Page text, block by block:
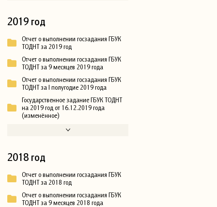
2019 год
Отчет о выполнении госзадания ГБУК
ТОДНТ за 2019 год
Отчет о выполнении госзадания ГБУК
ТОДНТ за 9 месяцев 2019 года
Отчет о выполнении госзадания ГБУК
ТОДНТ за I полугодие 2019 года
Государственное задание ГБУК ТОДНТ
на 2019 год от 16.12.2019 года
(изменённое)
2018 год
Отчет о выполнении госзадания ГБУК
ТОДНТ за 2018 год
Отчет о выполнении госзадания ГБУК
ТОДНТ за 9 месяцев 2018 года